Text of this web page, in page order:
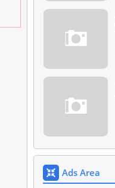
Ads Area